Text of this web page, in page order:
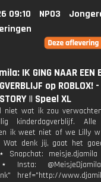
09:10 NPO3
IK GING NAAR EEN
op ROBLOX! -
|| Speel XL
niet wat ik zou
kinderdagverblijf. Alle
ik weet niet of we Lilly
Wat denk jij, gaat het
Snapchat: meisje.djamila
⋆ Insta:
href="http://